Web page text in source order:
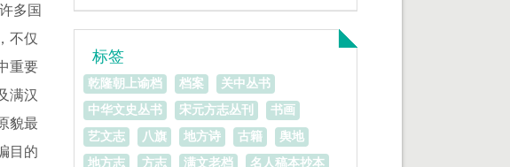
多国
不仅
重要
满汉
貌最
目的
标签
乾隆朝上谕档 档案
关中丛书
中华文史丛书
宋元方志丛刊
书画
艺文志
八旗 地方诗 古籍
舆地
地方志
方志 满文老档
名人稿本抄本